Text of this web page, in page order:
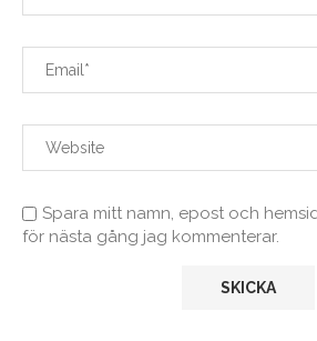
Spara mitt namn, epost och
för nästa gång jag kommenterar.